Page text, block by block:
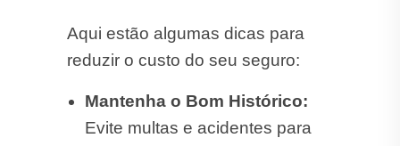
Aqui estão algumas dicas para
reduzir o custo do seu seguro:
Mantenha o Bom Histórico:
Evite multas e acidentes para